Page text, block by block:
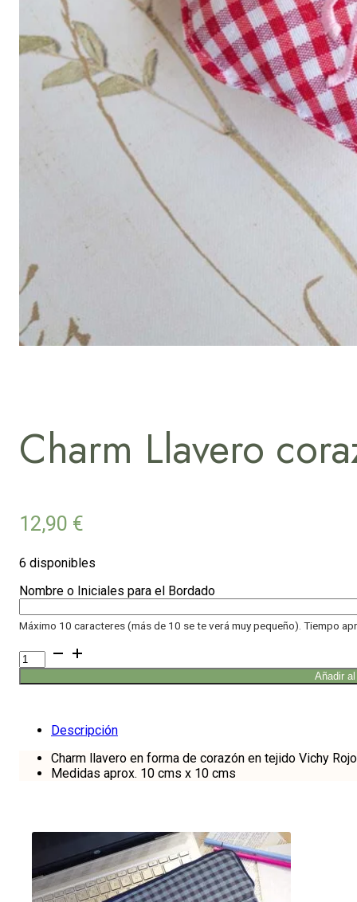
Charm Llavero
12,90 €
6 disponibles
Nombre o Iniciales para el Bordado
Máximo 10 caracteres (más de 10 se te verá muy pequeño). Tiempo
Charm
Llavero
corazón
cantidad
Añadir
Descripción
Charm llavero en forma de corazón en tejido Vichy Rojo
Medidas aprox. 10 cms x 10 cms